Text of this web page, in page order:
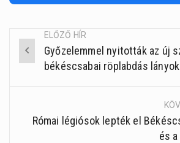
Post
navigation
ELŐZŐ HÍR
Győzelemmel nyitották az új
békéscsabai röplabdás lányok
Római légiósok lepték el
és